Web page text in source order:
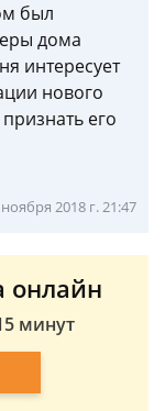
был
дома
интересует
нового
его
2018 г. 21:47
онлайн
минут